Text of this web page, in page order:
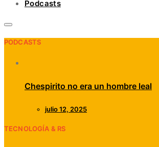
Podcasts
PODCASTS
Chespirito no era un hombre leal
julio 12, 2025
TECNOLOGÍA & RS